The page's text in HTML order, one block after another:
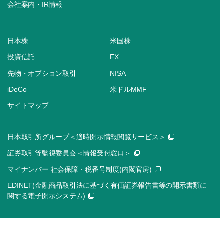
会社案内・IR情報
日本株 米国株
投資信託 FX
先物・オプション取引 NISA
iDeCo 米ドルMMF
サイトマップ
日本取引所グループ＜適時開示情報閲覧サービス＞
証券取引等監視委員会＜情報受付窓口＞
マイナンバー 社会保障・税番号制度(内閣官房)
EDINET(金融商品取引法に基づく有価証券報告書等の開示書類に
関する電子開示システム)